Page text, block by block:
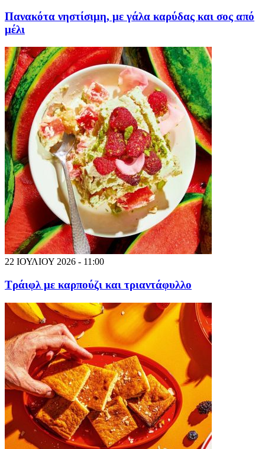
Πανακότα νηστίσιμη, με γάλα καρύδας και σος από
μέλι
22 ΙΟΥΛΙΟΥ 2026 - 11:00
Τράιφλ με καρπούζι και τριαντάφυλλο